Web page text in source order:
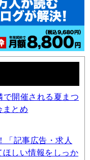
で開催される夏まつ
まとめ
「記事広告・求人
ほしい情報をしっか